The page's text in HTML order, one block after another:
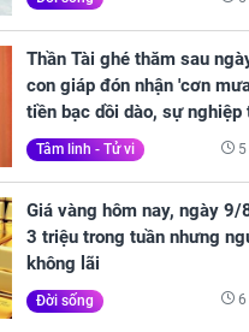
Thần Tài ghé thăm sau
con giáp đón nhận 'cơn
tiền bạc dồi dào, sự nghiệp
Tâm linh - Tử vi 5
Giá vàng hôm nay, ngày
3 triệu trong tuần nhưng
không lãi
Đời sống 6